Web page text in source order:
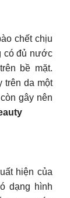
chết chịu
có đủ nước
bề mặt.
trên da một
gây nên
hiện của
dạng hình